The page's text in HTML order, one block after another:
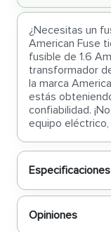
¿Necesitas un
American Fuse
fusible de 1.6
transformador
la marca
estás
confiabilidad.
equipo
Especificaciones
Opiniones